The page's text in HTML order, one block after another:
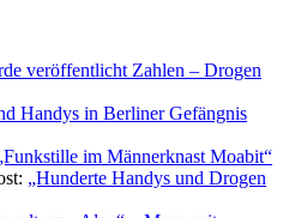
veröffentlicht Zahlen – Drogen
Handys in Berliner Gefängnis
im Männerknast Moabit“
„Hunderte Handys und Drogen